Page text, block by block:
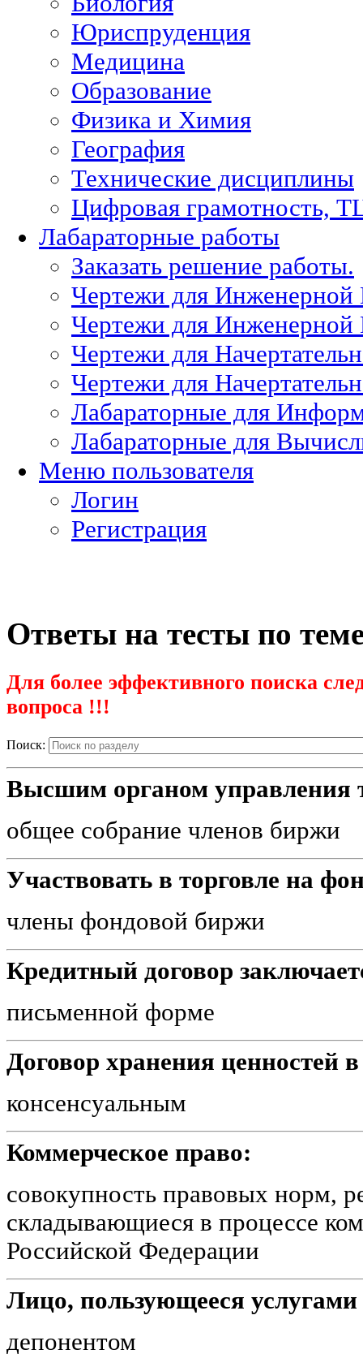
Юриспруденция
Медицина
Образование
Физика и Химия
География
Технические дисциплины
Цифровая грамотность,
Лабараторные работы
Заказать решение работы.
Чертежи для
Чертежи для
Чертежи для
Чертежи для
Лабараторные для
Лабараторные для
Меню пользователя
Логин
Регистрация
Ответы на тесты по
Для более эффективного поиска
вопроса !!!
Поиск:
Высшим органом управления
общее собрание членов биржи
Участвовать в торговле на
члены фондовой биржи
Кредитный договор
письменной форме
Договор хранения ценностей
консенсуальным
Коммерческое право:
совокупность правовых норм,
складывающиеся в процессе
Российской Федерации
Лицо, пользующееся услугами
депонентом